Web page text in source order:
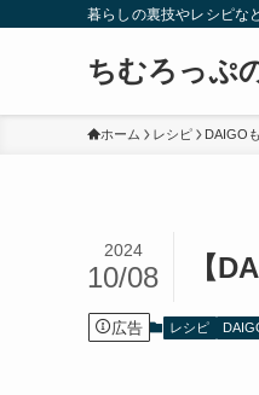
暮らしの裏技やレシピな
ちむろっぷ
ホーム レシピ DAIGO
【
2024
10/08
広告 レシピ